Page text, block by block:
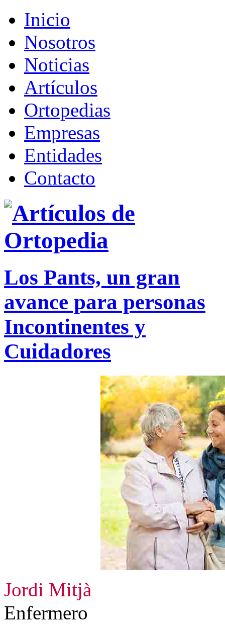
Inicio
Nosotros
Noticias
Artículos
Ortopedias
Empresas
Entidades
Contacto
Los Pants, un gran
avance para personas
Incontinentes y
Cuidadores
Jordi Mitjà
Enfermero